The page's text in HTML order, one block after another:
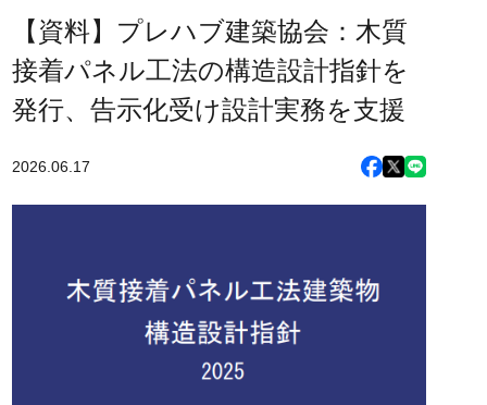
【資料】プレハブ建築協会：木質
接着パネル工法の構造設計指針を
発行、告示化受け設計実務を支援
2026.06.17